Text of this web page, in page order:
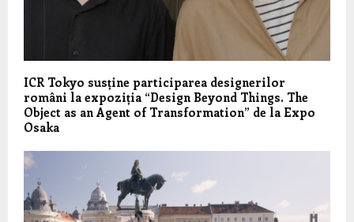
ICR Tokyo susține participarea designerilor
români la expoziția “Design Beyond Things. The
Object as an Agent of Transformation” de la Expo
Osaka